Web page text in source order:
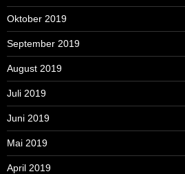
Oktober 2019
September 2019
August 2019
Juli 2019
Juni 2019
Mai 2019
April 2019